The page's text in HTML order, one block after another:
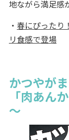
地ながら満足感
・ 春にぴったり
リ食感で登場
かつやが
「肉あん
～